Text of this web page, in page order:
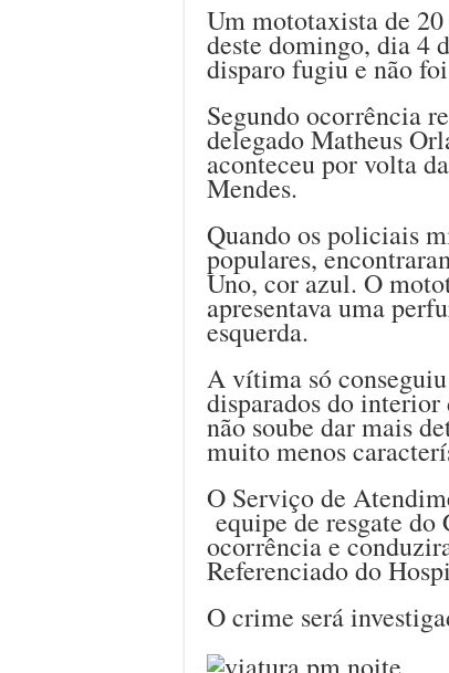
Um mototaxista de
deste domingo, dia 4
disparo fugiu e não
Segundo ocorrência
delegado Matheus
aconteceu por volta
Mendes.
Quando os policiais
populares,
Uno, cor azul. O
apresentava uma
esquerda.
A vítima só
disparados do
não soube dar mais
muito menos
O Serviço de
equipe de resgate
ocorrência e
Referenciado do
O crime será